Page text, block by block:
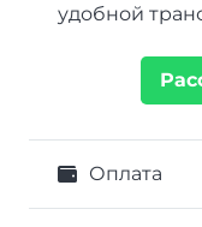
удобной
Оплата